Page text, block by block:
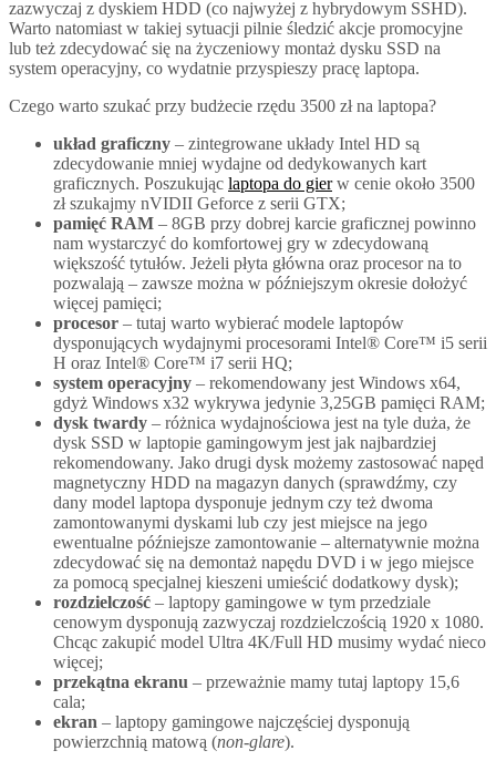
zazwyczaj z dyskiem HDD (co najwyżej z hybrydowym SSHD).
Warto natomiast w takiej sytuacji pilnie śledzić akcje promocyjne
lub też zdecydować się na życzeniowy montaż dysku SSD na
system operacyjny, co wydatnie przyspieszy pracę laptopa.
Czego warto szukać przy budżecie rzędu 3500 zł na laptopa?
układ graficzny – zintegrowane układy Intel HD są
zdecydowanie mniej wydajne od dedykowanych kart
graficznych. Poszukując laptopa do gierw cenie około 3500
zł szukajmy nVIDII Geforce z serii GTX;
pamięć RAM – 8GB przy dobrej karcie graficznej powinno
nam wystarczyć do komfortowej gry w zdecydowaną
większość tytułów. Jeżeli płyta główna oraz procesor na to
pozwalają – zawsze można w późniejszym okresie dołożyć
więcej pamięci;
procesor – tutaj warto wybierać modele laptopów
dysponujących wydajnymi procesorami Intel® Core™ i5 serii
H oraz Intel® Core™ i7 serii HQ;
system operacyjny – rekomendowany jest Windows x64,
gdyż Windows x32 wykrywa jedynie 3,25GB pamięci RAM;
dysk twardy – różnica wydajnościowa jest na tyle duża, że
dysk SSD w laptopie gamingowym jest jak najbardziej
rekomendowany. Jako drugi dysk możemy zastosować napęd
magnetyczny HDD na magazyn danych (sprawdźmy, czy
dany model laptopa dysponuje jednym czy też dwoma
zamontowanymi dyskami lub czy jest miejsce na jego
ewentualne późniejsze zamontowanie – alternatywnie można
zdecydować się na demontaż napędu DVD i w jego miejsce
za pomocą specjalnej kieszeni umieścić dodatkowy dysk);
rozdzielczość – laptopy gamingowe w tym przedziale
cenowym dysponują zazwyczaj rozdzielczością 1920 x 1080.
Chcąc zakupić model Ultra 4K/Full HD musimy wydać nieco
więcej;
przekątna ekranu – przeważnie mamy tutaj laptopy 15,6
cala;
ekran – laptopy gamingowe najczęściej dysponują
powierzchnią matową (non-glare).